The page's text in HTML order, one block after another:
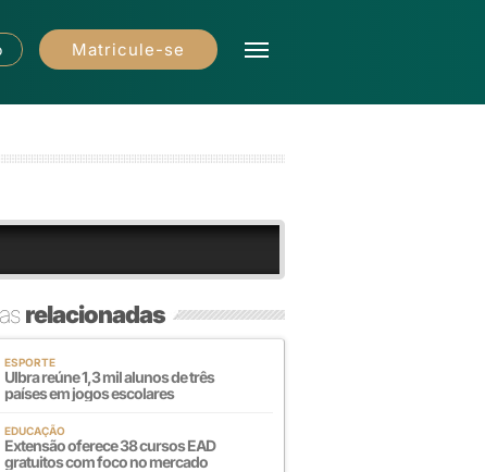
Matricule-se
relacionadas
ESPORTE
Ulbra reúne 1,3 mil alunos de três
países em jogos escolares
EDUCAÇÃO
Extensão oferece 38 cursos EAD
gratuitos com foco no mercado